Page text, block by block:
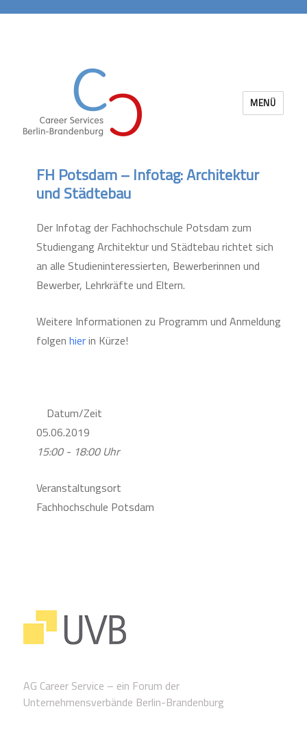
MENÜ
FH Potsdam – Infotag: Architektur
und Städtebau
Der Infotag der Fachhochschule Potsdam zum
Studiengang Architektur und Städtebau richtet sich
an alle Studieninteressierten, Bewerberinnen und
Bewerber, Lehrkräfte und Eltern.
Weitere Informationen zu Programm und Anmeldung
folgen hierin Kürze!
Datum/Zeit
05.06.2019
15:00 - 18:00 Uhr
Veranstaltungsort
Fachhochschule Potsdam
AG Career Service – ein Forum der
Unternehmensverbände Berlin-Brandenburg